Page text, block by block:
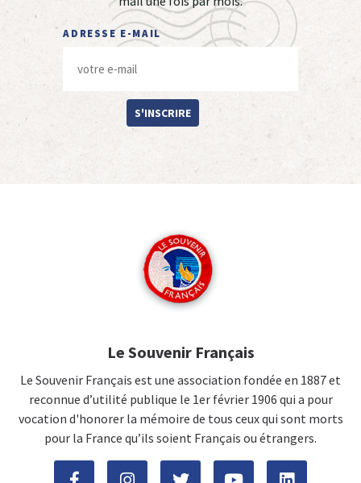
ADRESSE E-MAIL
S'INSCRIRE
Le Souvenir Français
Le Souvenir Français est une association fondée en 1887 et
reconnue d’utilité publique le 1er février 1906 qui a pour
vocation d'honorer la mémoire de tous ceux qui sont morts
pour la France qu’ils soient Français ou étrangers.